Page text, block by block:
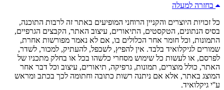
בחזרה למעלה
כל זכויות היוצרים והקניין הרוחני המופיעים באתר זה לרבות התוכנה,
בסיס הנתונים, הטקסטים, התיאורים, עיצוב האתר, הקבצים הגרפיים,
התמונות, וכל חומר אחר הכלולים בו, אם לא נאמר מפורשות אחרת,
שמורים לגיקלואיד בלבד. אין להפיץ, לשכפל, להעתיק, למכור, לשדר,
לפרסם, או לעשות כל שימוש מסחרי כלשהו בכל או בחלק מתכניו של
האתר, כולל מוצרים, תמונות, גרפיקה, תיאורים, עיצוב וכל דבר אחר
המוצג באתר, אלא אם ניתנה רשות כתובה וחתומה לכך בכתב ומראש
ע''י גיקלואיד.